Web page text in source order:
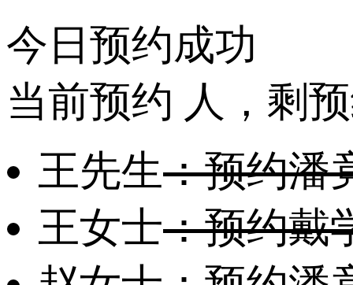
今日预约成功
当前预约 人，剩
王先生：预约潘
王女士：预约戴